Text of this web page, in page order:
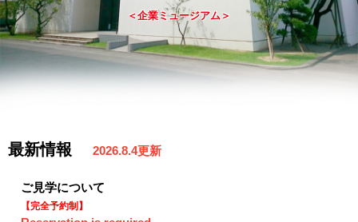
＜企業ミュージアム＞
最新情報 2026.8.4更新
ご見学について
【完全予約制】